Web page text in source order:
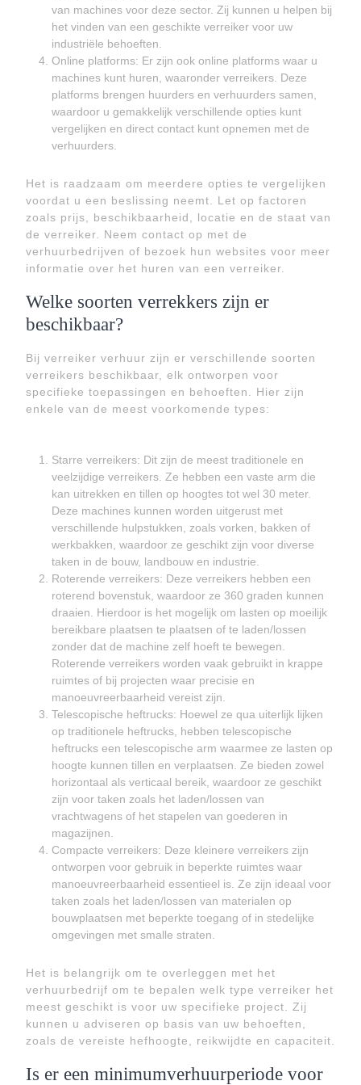
van machines voor deze sector. Zij kunnen u helpen bij
het vinden van een geschikte verreiker voor uw
industriële behoeften.
Online platforms: Er zijn ook online platforms waar u
machines kunt huren, waaronder verreikers. Deze
platforms brengen huurders en verhuurders samen,
waardoor u gemakkelijk verschillende opties kunt
vergelijken en direct contact kunt opnemen met de
verhuurders.
Het is raadzaam om meerdere opties te vergelijken
voordat u een beslissing neemt. Let op factoren
zoals prijs, beschikbaarheid, locatie en de staat van
de verreiker. Neem contact op met de
verhuurbedrijven of bezoek hun websites voor meer
informatie over het huren van een verreiker.
Welke soorten verrekkers zijn er
beschikbaar?
Bij verreiker verhuur zijn er verschillende soorten
verreikers beschikbaar, elk ontworpen voor
specifieke toepassingen en behoeften. Hier zijn
enkele van de meest voorkomende types:
Starre verreikers: Dit zijn de meest traditionele en
veelzijdige verreikers. Ze hebben een vaste arm die
kan uitrekken en tillen op hoogtes tot wel 30 meter.
Deze machines kunnen worden uitgerust met
verschillende hulpstukken, zoals vorken, bakken of
werkbakken, waardoor ze geschikt zijn voor diverse
taken in de bouw, landbouw en industrie.
Roterende verreikers: Deze verreikers hebben een
roterend bovenstuk, waardoor ze 360 graden kunnen
draaien. Hierdoor is het mogelijk om lasten op moeilijk
bereikbare plaatsen te plaatsen of te laden/lossen
zonder dat de machine zelf hoeft te bewegen.
Roterende verreikers worden vaak gebruikt in krappe
ruimtes of bij projecten waar precisie en
manoeuvreerbaarheid vereist zijn.
Telescopische heftrucks: Hoewel ze qua uiterlijk lijken
op traditionele heftrucks, hebben telescopische
heftrucks een telescopische arm waarmee ze lasten op
hoogte kunnen tillen en verplaatsen. Ze bieden zowel
horizontaal als verticaal bereik, waardoor ze geschikt
zijn voor taken zoals het laden/lossen van
vrachtwagens of het stapelen van goederen in
magazijnen.
Compacte verreikers: Deze kleinere verreikers zijn
ontworpen voor gebruik in beperkte ruimtes waar
manoeuvreerbaarheid essentieel is. Ze zijn ideaal voor
taken zoals het laden/lossen van materialen op
bouwplaatsen met beperkte toegang of in stedelijke
omgevingen met smalle straten.
Het is belangrijk om te overleggen met het
verhuurbedrijf om te bepalen welk type verreiker het
meest geschikt is voor uw specifieke project. Zij
kunnen u adviseren op basis van uw behoeften,
zoals de vereiste hefhoogte, reikwijdte en capaciteit.
Is er een minimumverhuurperiode voor